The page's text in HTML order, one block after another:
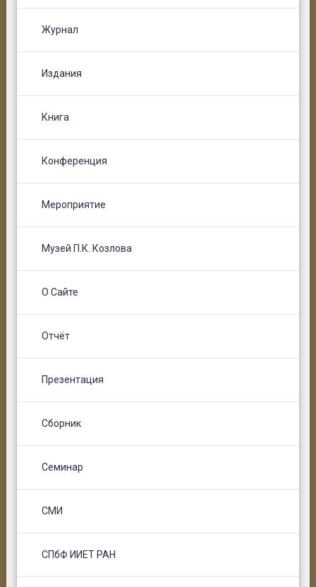
Журнал
Издания
Книга
Конференция
Мероприятие
Музей П.К. Козлова
О Сайте
Отчёт
Презентация
Сборник
Семинар
СМИ
СПбФ ИИЕТ РАН